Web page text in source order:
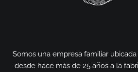
Somos una empresa familiar
desde hace más de 25 años a la